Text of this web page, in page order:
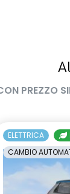
PREZZO
ELETTRICA
CAMBIO